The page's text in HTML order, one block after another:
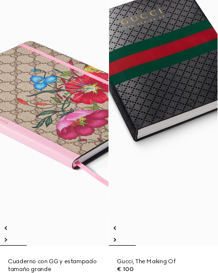
Cuaderno con GG y estampado
tamaño grande
Gucci, The Making Of
€ 100